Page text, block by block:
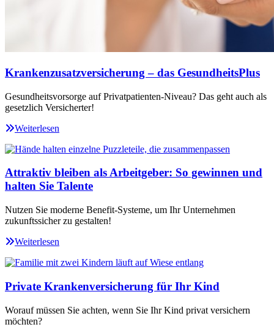
Krankenzusatzversicherung – das GesundheitsPlus
Gesundheitsvorsorge auf Privatpatienten-Niveau? Das geht auch als
gesetzlich Versicherter!
Weiterlesen
Attraktiv bleiben als Arbeitgeber: So gewinnen und
halten Sie Talente
Nutzen Sie moderne Benefit-Systeme, um Ihr Unternehmen
zukunftssicher zu gestalten!
Weiterlesen
Private Krankenversicherung für Ihr Kind
Worauf müssen Sie achten, wenn Sie Ihr Kind privat versichern
möchten?